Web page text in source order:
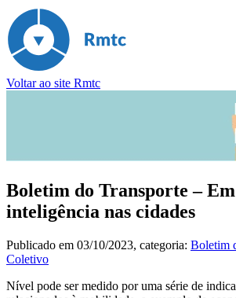
Voltar ao site Rmtc
Boletim do Transporte – Em
inteligência nas cidades
Publicado em 03/10/2023, categoria: Boletim
Coletivo
Nível pode ser medido por uma série de